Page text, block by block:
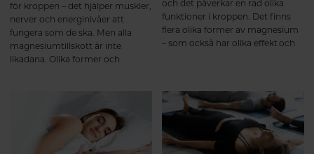
för kroppen – det hjälper muskler,
nerver och energinivåer att
fungera som de ska. Men alla
magnesiumtillskott är inte
likadana. Olika former och
igenom fyra populära alternativ
så du lättare kan välja rätt.
och det påverkar en rad olika
funktioner i kroppen. Det finns
flera olika former av magnesium
– som också har olika effekt och
produkt efter dina behov.